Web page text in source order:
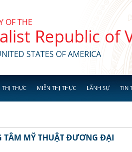
OF THE
Republic of
STATES OF AMERICA
THỊ THỰC MIỄN THỊ THỰC LÃNH SỰ TIN
TÂM MỸ THUẬT ĐƯƠNG ĐẠI